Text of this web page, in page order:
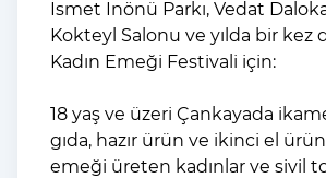
İsmet İnönü Parkı, Vedat
Kokteyl Salonu ve yılda bir kez
Kadın Emeği Festivali için:
18 yaş ve üzeri Çankayada
gıda, hazır ürün ve ikinci el
emeği üreten kadınlar ve sivil